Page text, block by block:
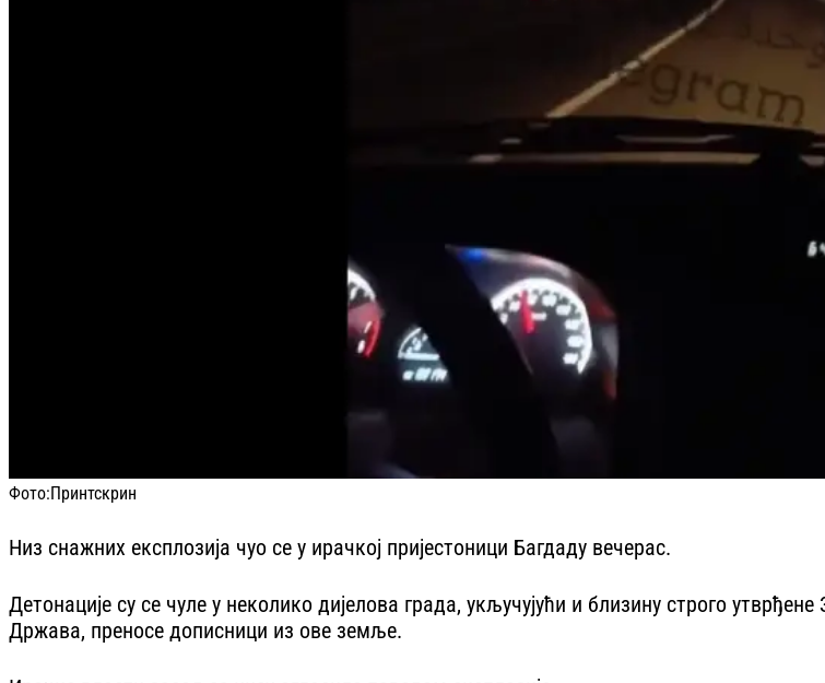
Фото:Принтскрин
Низ снажних експлозија чуо се у ирачкој пријестоници Багдаду вечерас.
Детонације су се чуле у неколико дијелова града, укључујући и близину строго
Држава, преносе дописници из ове земље.